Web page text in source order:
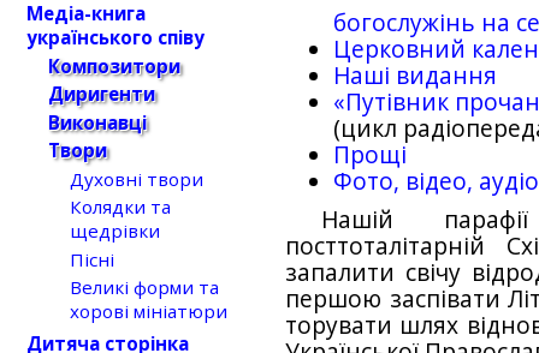
богослужінь на
Церковний
Наші видання
«Путівник
(цикл
Прощі
Фото, відео,
Нашій
посттоталітарній
запалити свічу
першою заспівати
торувати шлях
Медіа-книга
українського співу
Композитори
Диригенти
Виконавці
Твори
Духовні твори
Колядки та
щедрівки
Пісні
Великі форми та
хорові мініатюри
Дитяча сторінка